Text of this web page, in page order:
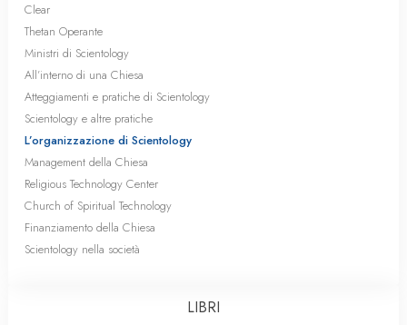
Clear
Thetan Operante
Ministri di Scientology
All’interno di una Chiesa
Atteggiamenti e pratiche di Scientology
Scientology e altre pratiche
L’organizzazione di Scientology
Management della Chiesa
Religious Technology Center
Church of Spiritual Technology
Finanziamento della Chiesa
Scientology nella società
LIBRI